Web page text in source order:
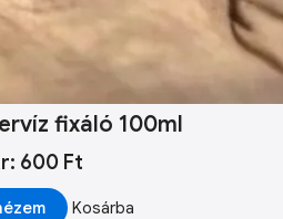
fixáló 100ml
600 Ft
Kosárba